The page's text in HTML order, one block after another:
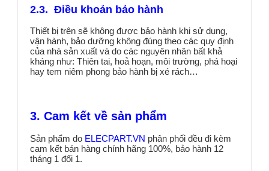
2.3. Điều khoản bảo hành
Thiết bị trên sẽ không được bảo hành khi sử dụng,
vận hành, bảo dưỡng không đúng theo các quy định
của nhà sản xuất và do các nguyên nhân bất khả
kháng như: Thiên tai, hoả hoạn, môi trường, phá hoại
hay tem niêm phong bảo hành bị xé rách…
3. Cam kết về sản phẩm
Sản phẩm do ELECPART.VN phân phối đều đi kèm
cam kết bán hàng chính hãng 100%, bảo hành 12
tháng 1 đổi 1.